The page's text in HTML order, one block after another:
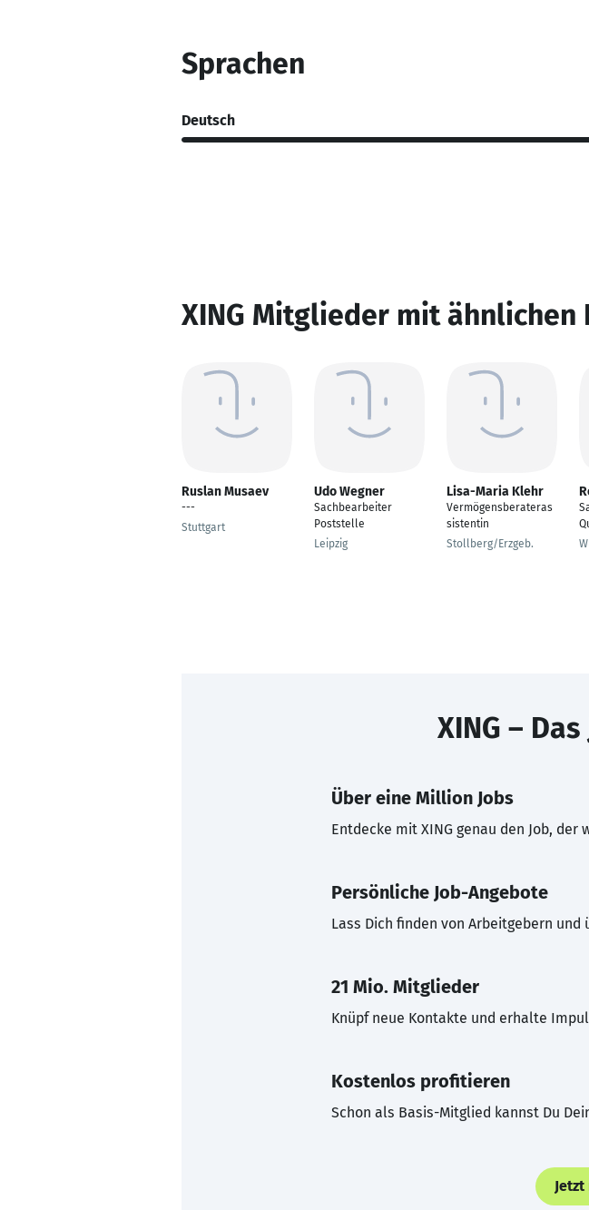
Sprachen
Deutsch
XING Mitglieder mit ähnlichen
Ruslan Musaev
---
Stuttgart
Udo Wegner
Sachbearbeiter
Poststelle
Leipzig
Lisa-Maria Klehr
Vermögensberateras
sistentin
Stollberg/Erzgeb.
XING –
Über eine Million Jobs
Entdecke mit XING genau den Job, der
Persönliche Job-Angebote
Lass Dich finden von Arbeitgebern und
21 Mio. Mitglieder
Knüpf neue Kontakte und erhalte
Kostenlos profitieren
Schon als Basis-Mitglied kannst Du